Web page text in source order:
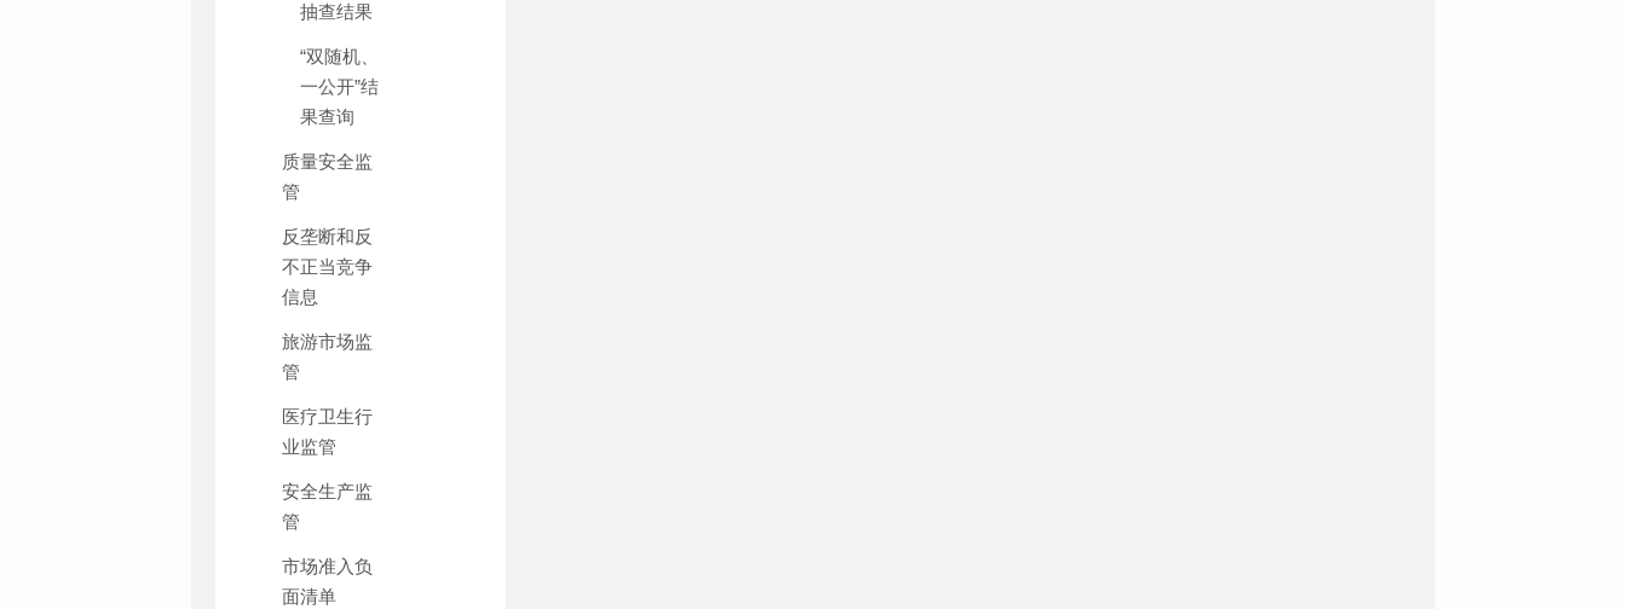
抽查结果
“双随机、
一公开”结
果查询
质量安全监
管
反垄断和反
不正当竞争
信息
旅游市场监
管
医疗卫生行
业监管
安全生产监
管
市场准入负
面清单